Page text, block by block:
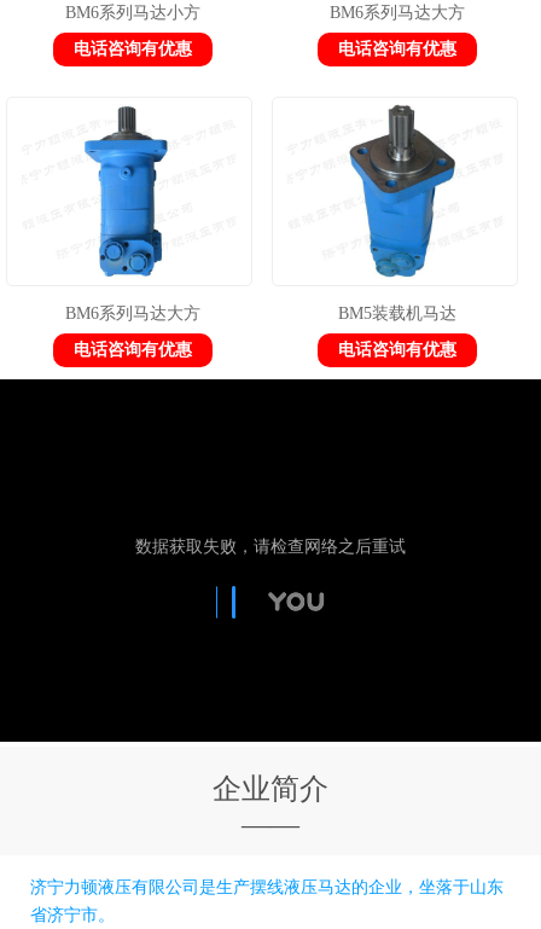
BM6系列马达小方
电话咨询有优惠
BM6系列马达大方
电话咨询有优惠
BM6系列马达大方
电话咨询有优惠
BM5装载机马达
电话咨询有优惠
企业简介
——
济宁力顿液压有限公司是生产摆线液压马达的企业，坐落于山东
省济宁市。